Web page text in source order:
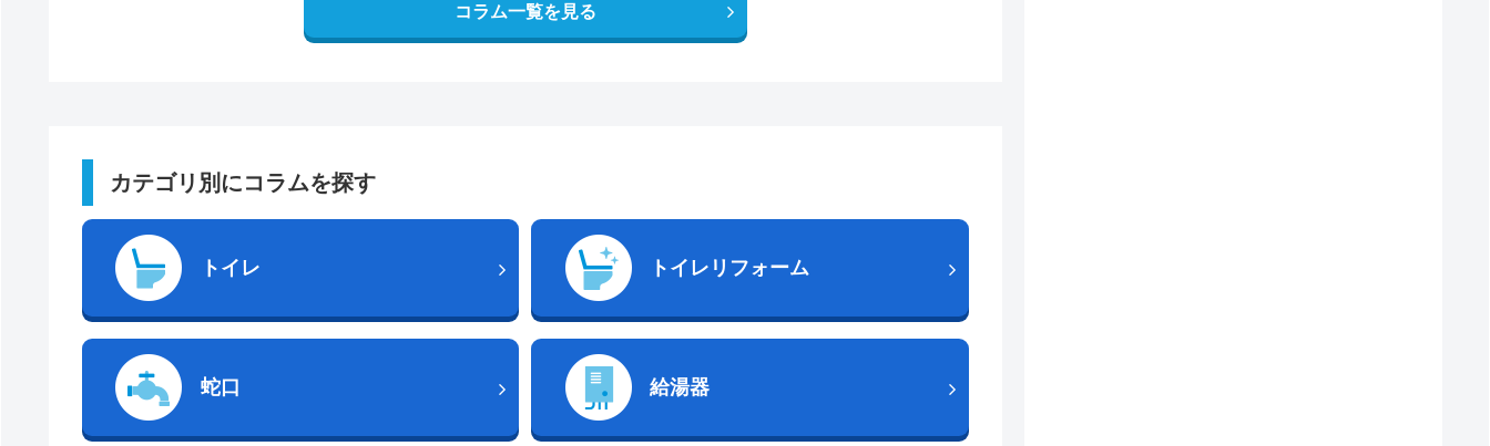
コラム一覧を見る
カテゴリ別にコラムを探す
トイレ トイレリフォーム
蛇口 給湯器